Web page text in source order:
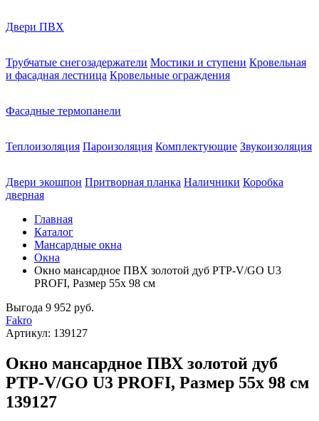
Двери ПВХ
Трубчатые снегозадержатели Мостики и ступени Кровельная
и фасадная лестница Кровельные ограждения
Фасадные термопанели
Теплоизоляция Пароизоляция Комплектующие Звукоизоляция
Двери экошпон Притворная планка Наличники Коробка
дверная
Главная
Каталог
Мансардные окна
Окна
Окно мансардное ПВХ золотой дуб PTP-V/GO U3
PROFI, Размер 55х 98 см
Выгода 9 952 руб.
Fakro
Артикул: 139127
Окно мансардное ПВХ золотой дуб
PTP-V/GO U3 PROFI, Размер 55х 98 см
139127